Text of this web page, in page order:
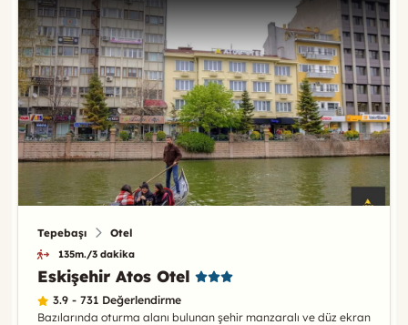
Tepebaşı Otel
135m./3 dakika
Eskişehir Atos Otel
3.9 - 731 Değerlendirme
Bazılarında oturma alanı bulunan şehir manzaralı ve düz ekran